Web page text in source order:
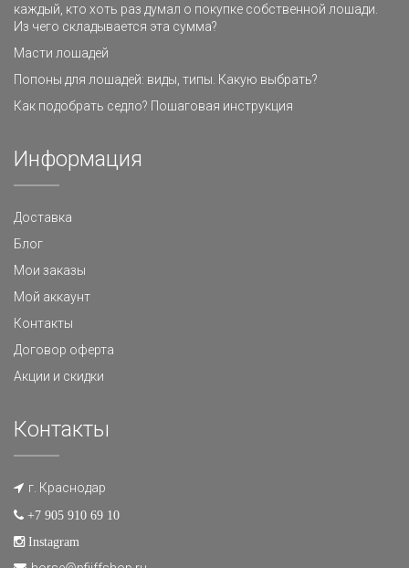
каждый, кто хоть раз думал о покупке собственной лошади.
Из чего складывается эта сумма?
Масти лошадей
Попоны для лошадей: виды, типы. Какую выбрать?
Как подобрать седло? Пошаговая инструкция
Информация
Доставка
Блог
Мои заказы
Мой аккаунт
Контакты
Договор оферта
Акции и скидки
Контакты
г. Краснодар
+7 905 910 69 10
Instagram